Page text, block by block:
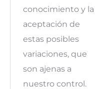
conocimiento y la
aceptación de
estas posibles
variaciones, que
son ajenas a
nuestro control.